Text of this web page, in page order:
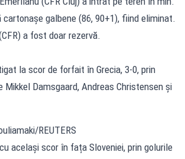
cartonașe galbene (86, 90+1), fiind eliminat.
a fost doar rezervă.
la scor de forfait în Grecia, 3-0, prin
Mikkel Damsgaard, Andreas Christensen și
REUTERS
același scor în fața Sloveniei, prin golurile